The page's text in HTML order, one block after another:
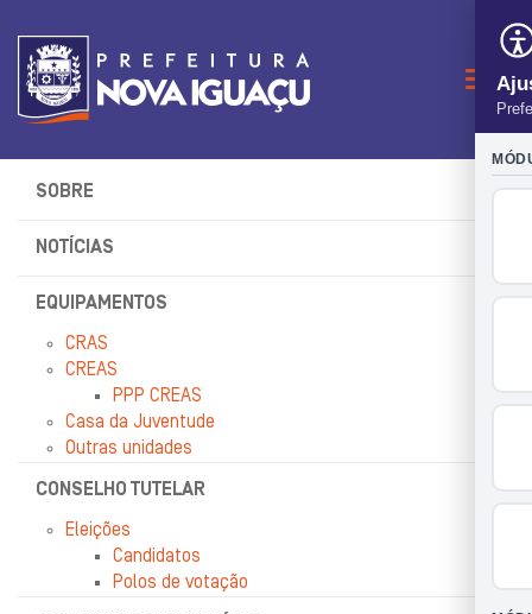
SOBRE
NOTÍCIAS
EQUIPAMENTOS
CRAS
CREAS
PPP CREAS
Casa da Juventude
Outras unidades
CONSELHO TUTELAR
Eleições
Candidatos
Polos de votação